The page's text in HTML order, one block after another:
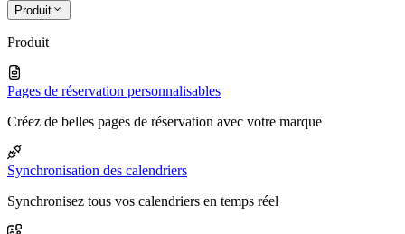
Produit
Produit
Pages de réservation personnalisables
Créez de belles pages de réservation avec votre marque
Synchronisation des calendriers
Synchronisez tous vos calendriers en temps réel